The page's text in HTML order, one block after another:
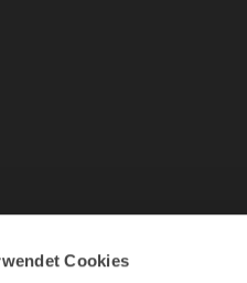
Cookies